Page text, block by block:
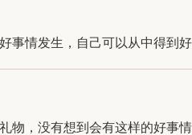
事情发生，自己可以从中得到
物，没有想到会有这样的好事